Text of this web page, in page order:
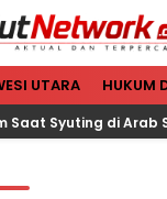
Sulut Network
dan Terpercaya
UTARA HUKUM
Syuting di Arab